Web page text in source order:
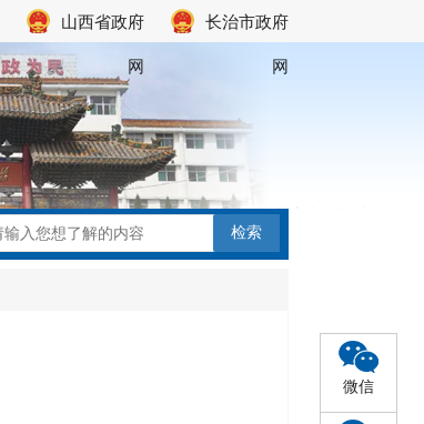
微信
山西省政府
网
长治市政府
网